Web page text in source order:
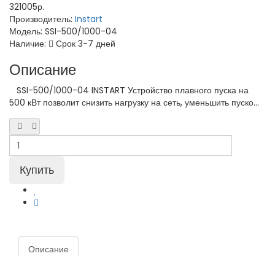
321005р.
Производитель: Instart
Модель: SSI-500/1000-04
Наличие:
Срок 3-7 дней
Описание
SSI-500/1000-04 INSTART Устройство плавного пуска на
500 кВт позволит снизить нагрузку на сеть, уменьшить пуско...
Описание